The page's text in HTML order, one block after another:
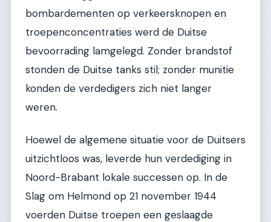
bombardementen op verkeersknopen en
troepenconcentraties werd de Duitse
bevoorrading lamgelegd. Zonder brandstof
stonden de Duitse tanks stil; zonder munitie
konden de verdedigers zich niet langer
weren.
Hoewel de algemene situatie voor de Duitsers
uitzichtloos was, leverde hun verdediging in
Noord-Brabant lokale successen op. In de
Slag om Helmond op 21 november 1944
voerden Duitse troepen een geslaagde